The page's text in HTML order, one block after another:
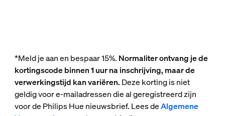
*Meld je aan en bespaar 15%. Normaliter ontvang je de
kortingscode binnen 1 uur na inschrijving, maar de
verwerkingstijd kan variëren. Deze korting is niet
geldig voor e-mailadressen die al geregistreerd zijn
voor de Philips Hue nieuwsbrief. Lees deAlgemene